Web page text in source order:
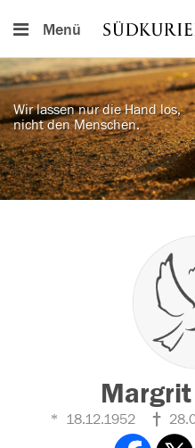
Menü
Wir lassen nur die Hand los,
nicht den Menschen.
18.12.1952